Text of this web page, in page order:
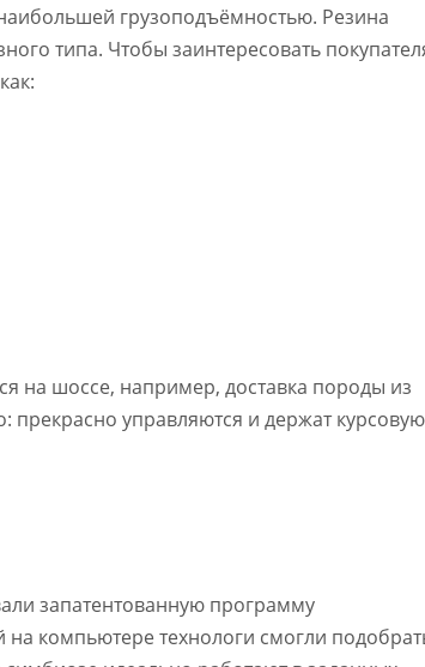
грузоподъёмностью. Резина
типа. Чтобы заинтересовать
на шоссе, например, доставка породы из
прекрасно управляются и держат курсовую
запатентованную программу
компьютере технологи смогли